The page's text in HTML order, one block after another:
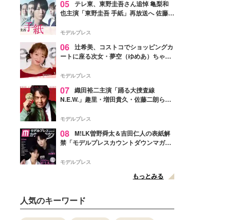
05 テレ東、東野圭吾さん追悼 亀梨和
也主演「東野圭吾 手紙」再放送へ 佐藤隆
モデルプレス
06 辻希美、コストコでショッピングカ
ートに座る次女・夢空（ゆめあ）ちゃん
ぎ」「成長を感じる」の声
モデルプレス
07 織田裕二主演「踊る大捜査線
N.E.W.」趣里・増田貴久・佐藤二朗ら新
徴する“謎のキーワード”も
モデルプレス
08 M!LK曽野舜太＆吉田仁人の表紙解
禁「モデルプレスカウントダウンマガジ
モデルプレス
もっとみる
人気のキーワード